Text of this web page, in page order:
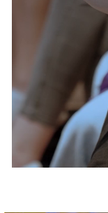
Servizi e